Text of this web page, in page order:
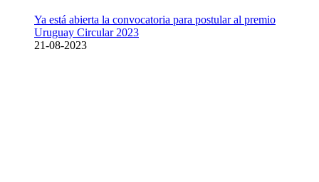
Ya está abierta la convocatoria para postular al premio
Uruguay Circular 2023
21-08-2023